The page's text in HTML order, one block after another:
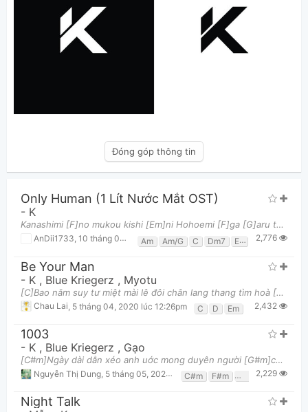
Đóng góp thông tin
Only Human (1 Lít Nước Mắt OST)
- K
Kanashimi [F]no mukou kishi [Em]ni Hohoemi [F]ga [G]aru toiu [Am]yo Kanashimi [F]no mukou ki
AnDii1733, 10 tháng 08, 2020 lúc 02:35pm Am Am/G C Dm7 E7 Em F
2,776
Be Your Man
- K , Blue Kriegerz , Myotu
[C]Bao năm suy tư miệt mài lê đôi chân lang thang tìm hoà [D]Mang theo con tim khô cằn em bỗng đến
Chau Lai 5 tháng 04, 2020 lúc 12:26pm C D Em 2,432
1003
- K , Blue Kriegerz , Gạo
[C#m]Ngày dài dằn xéo anh uớc mong duyên người [G#m]chợt ghé thăm Oán thân con người [F#m]đời man
Nguyễn Thị Dung 5 tháng 05, 2020 lúc 10:03pm C#m F#m G#m 2,229
Night Talk